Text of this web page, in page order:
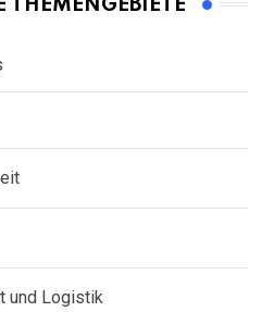
THEMENGEBIETE
und Logistik